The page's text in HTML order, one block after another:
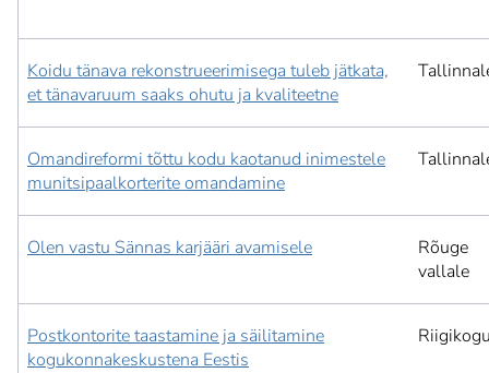
Koidu tänava rekonstrueerimisega tuleb jätkata,
et tänavaruum saaks ohutu ja kvaliteetne
Omandireformi tõttu kodu kaotanud inimestele
munitsipaalkorterite omandamine
Olen vastu Sännas karjääri avamisele
Rõuge
vallale
Postkontorite taastamine ja säilitamine
kogukonnakeskustena Eestis